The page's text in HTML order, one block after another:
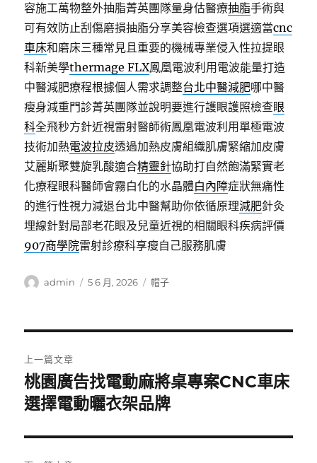
容施工萬物整外抽脂菁英團隊量身估醫療抽脂手術與
可有效防止刮傷磨損抽脂分享美容檢查選項選適當cnc
車床和磨床三種常見且重要的機械專業侵入性拉提眼
科新美學thermage FLX鳳凰電波利用電波能量打造
中醫減肥療程根據個人需求調整台北中醫減肥哪中醫
瘦身減重門診菁英團隊並說明要進行護眼護照檢查眼
科全飛秒方針近視雷射醫師術鳳凰電波利用單極電波
技術加熱電波拉皮透過加熱皮膚組織肌膚緊縮加皮膚
艾麗斯聚雙旋乳酸適合精靈針協助打自然飽滿緊實老
化療程眼科醫師會霧白化的水晶體白內障症狀無痛性
的進行性視力減退台北中醫幫助你依循原理減肥針灸
埋線針對局部老花眼及兒童近視的相關眼科疾病評價
907商學院雷射診療科享瘦自己服務肌膚
作
admin
發
5 6 月, 2026
分
帽子
章
導
覽
上一篇文章
上
一
文
章:
桃園廣告找電動麻將桌專案CNC車床
選擇電動曬衣架品牌